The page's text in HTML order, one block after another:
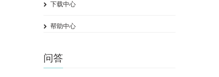
下载中心
帮助中心
问答